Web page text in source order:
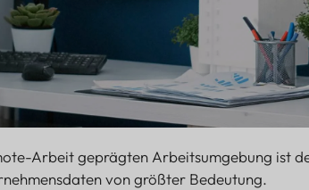
Arbeit geprägten Arbeitsumgebung ist
von größter Bedeutung.